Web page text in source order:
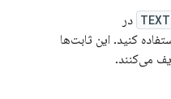
در
کنید. این ثابت‌ها
می‌کنند.